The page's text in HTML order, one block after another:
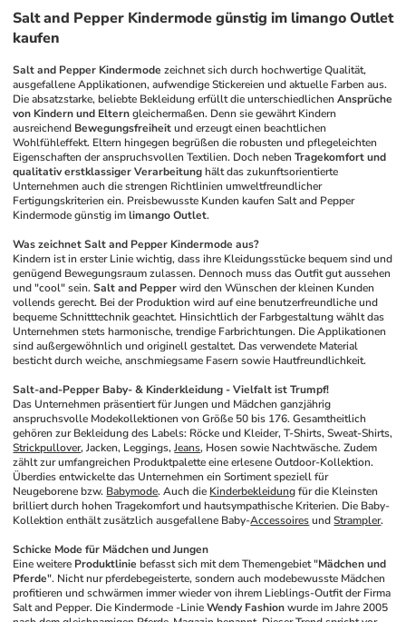
Salt and Pepper Kindermode günstig im limango Outlet
kaufen
Salt and Pepper Kindermode zeichnet sich durch hochwertige Qualität,
ausgefallene Applikationen, aufwendige Stickereien und aktuelle Farben aus.
Die absatzstarke, beliebte Bekleidung erfüllt die unterschiedlichen Ansprüche
von Kindern und Eltern gleichermaßen. Denn sie gewährt Kindern
ausreichend Bewegungsfreiheit und erzeugt einen beachtlichen
Wohlfühleffekt. Eltern hingegen begrüßen die robusten und pflegeleichten
Eigenschaften der anspruchsvollen Textilien. Doch neben Tragekomfort und
qualitativ erstklassiger Verarbeitung hält das zukunftsorientierte
Unternehmen auch die strengen Richtlinien umweltfreundlicher
Fertigungskriterien ein. Preisbewusste Kunden kaufen Salt and Pepper
Kindermode günstig im limango Outlet.
Was zeichnet Salt and Pepper Kindermode aus?
Kindern ist in erster Linie wichtig, dass ihre Kleidungsstücke bequem sind und
genügend Bewegungsraum zulassen. Dennoch muss das Outfit gut aussehen
und "cool" sein. Salt and Pepper wird den Wünschen der kleinen Kunden
vollends gerecht. Bei der Produktion wird auf eine benutzerfreundliche und
bequeme Schnitttechnik geachtet. Hinsichtlich der Farbgestaltung wählt das
Unternehmen stets harmonische, trendige Farbrichtungen. Die Applikationen
sind außergewöhnlich und originell gestaltet. Das verwendete Material
besticht durch weiche, anschmiegsame Fasern sowie Hautfreundlichkeit.
Salt-and-Pepper Baby- & Kinderkleidung - Vielfalt ist Trumpf!
Das Unternehmen präsentiert für Jungen und Mädchen ganzjährig
anspruchsvolle Modekollektionen von Größe 50 bis 176. Gesamtheitlich
Strickpullover, Jacken, Leggings, Jeans, Hosen sowie Nachtwäsche. Zudem
zählt zur umfangreichen Produktpalette eine erlesene Outdoor-Kollektion.
Überdies entwickelte das Unternehmen ein Sortiment speziell für
Neugeborene bzw. Babymode. Auch die Kinderbekleidung für die Kleinsten
brilliert durch hohen Tragekomfort und hautsympathische Kriterien. Die Baby-
Kollektion enthält zusätzlich ausgefallene Baby-Accessoires und Strampler.
Schicke Mode für Mädchen und Jungen
Eine weitere Produktlinie befasst sich mit dem Themengebiet "Mädchen und
Pferde". Nicht nur pferdebegeisterte, sondern auch modebewusste Mädchen
profitieren und schwärmen immer wieder von ihrem Lieblings-Outfit der Firma
Salt and Pepper. Die Kindermode -Linie Wendy Fashion wurde im Jahre 2005